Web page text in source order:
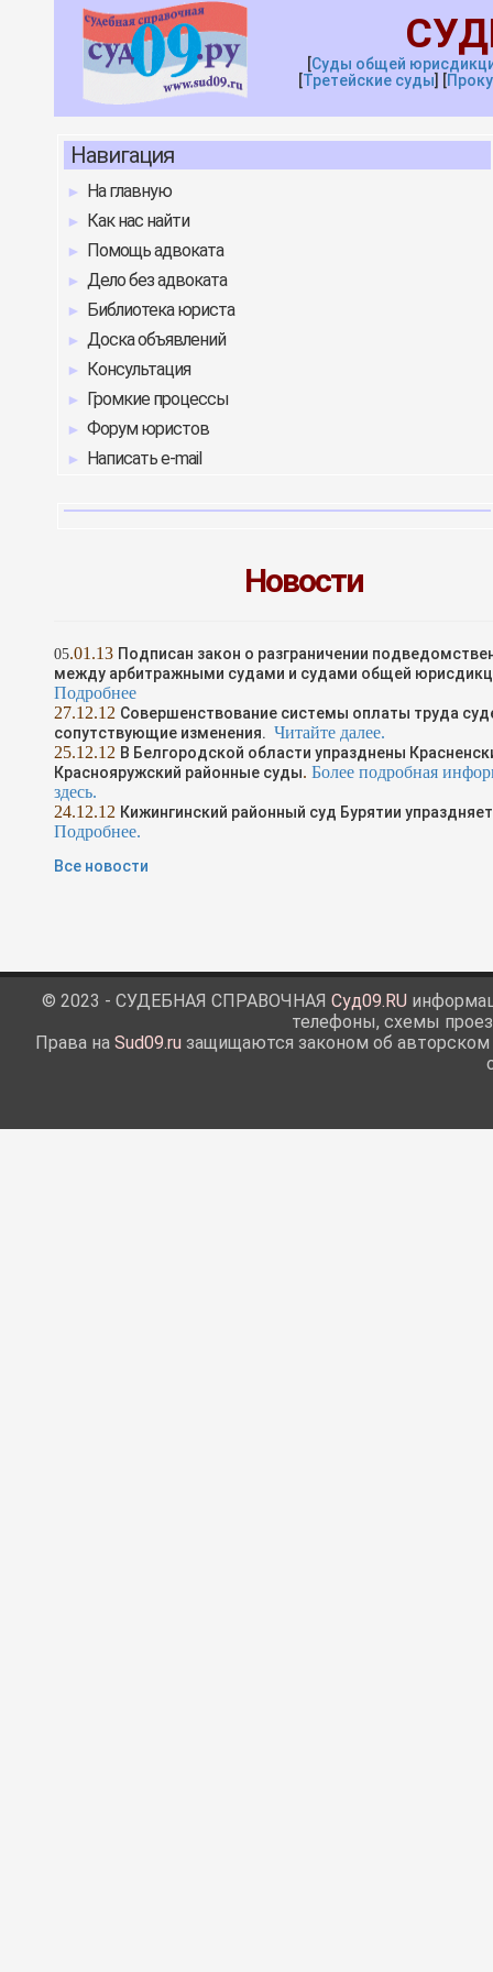
[Суды общей
[Третейские суды] [
Навигация
На главную
Как нас найти
Помощь адвоката
Дело без адвоката
Библиотека юриста
Доска объявлений
Консультация
Громкие процессы
Форум юристов
Написать e-mail
Новости
05.01.13 Подписан закон о разграничении
между арбитражными судами и судами общей
Подробнее
27.1 2.12 Совершенствование системы оплаты труда
сопутствующие изменения. Читайте далее.
25.1 2.12 В Белгородской области упразднены
Краснояружский районные суды. Более подробная
здесь.
24.1 2.12 Кижингинский районный суд Бурятии
Подробнее.
Все новости
© 2023 - СУДЕБНАЯ СПРАВОЧНАЯ Суд09.RU
телефоны, схемы
Права на Sud09.ru защищаются законом об авторском